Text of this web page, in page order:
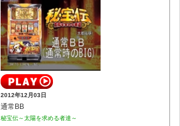
2012年12月03日
通常BB
秘宝伝～太陽を求める者達～